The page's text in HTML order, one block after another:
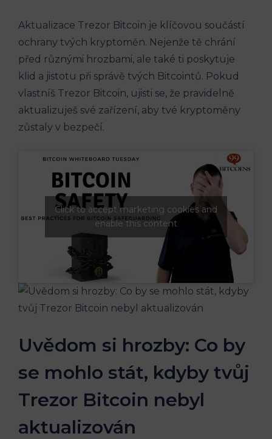
Aktualizace Trezor Bitcoin je klíčovou součástí
ochrany tvých kryptoměn. Nejenže tě chrání
před různými hrozbami, ale také ti poskytuje
klid a jistotu při správě tvých Bitcointů. Pokud
vlastníš Trezor Bitcoin, ujisti se, že pravidelně
aktualizuješ své zařízení, aby tvé kryptoměny
zůstaly v bezpečí.
Click to accept marketing cookies and
enable this content
Uvědom si hrozby: Co by
se mohlo stát, kdyby tvůj
Trezor Bitcoin nebyl
aktualizován